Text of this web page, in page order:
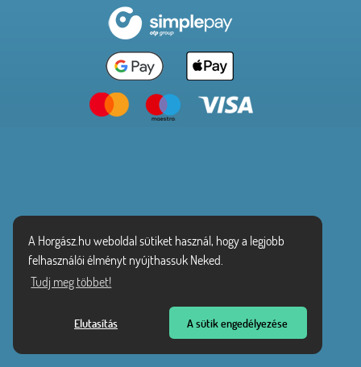
A Horgász.hu weboldal sütiket használ, hogy a legjobb
felhasználói élményt nyújthassuk Neked.
Tudj meg többet!
Elutasítás A sütik engedélyezése